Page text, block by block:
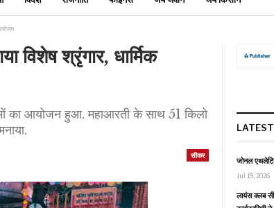
विशेष श्रृंगार, धार्मिक
का आयोजन हुआ. महाआरती के साथ 51 किलो
सीकर
जोनल
Jul 19, 2026
लायंस क्लब